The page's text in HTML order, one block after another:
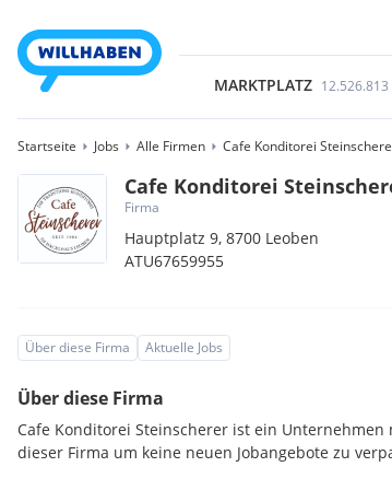
MARKTPLATZ 12.526.813
Startseite Jobs Alle Firmen Cafe Konditorei
Cafe Konditorei
Firma
Hauptplatz 9,8700 Leoben
ATU67659955
Über diese Firma Aktuelle Jobs
Über diese Firma
Cafe Konditorei Steinscherer ist ein Unternehmen
dieser Firma um keine neuen Jobangebote zu